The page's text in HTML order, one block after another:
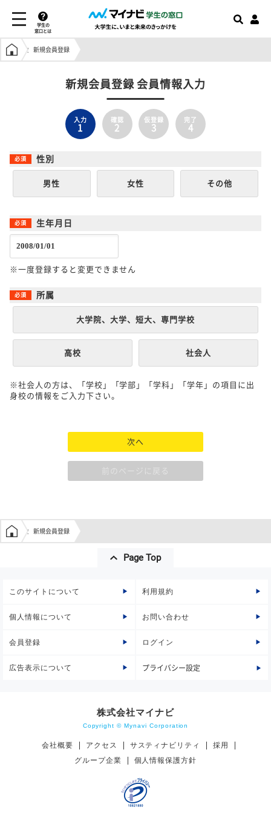
学生の
窓口とは
学生の窓口トップ
新規会員登録
新規会員登録 会員情報入力
入力
1
確認
2
仮登録
3
完了
4
性別
男性 女性 その他
生年月日
※一度登録すると変更できません
所属
大学院、大学、短大、専門学校
高校 社会人
※社会人の方は、「学校」「学部」「学科」「学年」の項目に出
身校の情報をご入力下さい。
次へ
前のページに戻る
学生の窓口トップ
新規会員登録
Page Top
このサイトについて 利用規約
個人情報について お問い合わせ
会員登録 ログイン
広告表示について プライバシー設定
株式会社マイナビ
Copyright © Mynavi Corporation
会社概要 アクセス サスティナビリティ
採用
グループ企業
個人情報保護方針